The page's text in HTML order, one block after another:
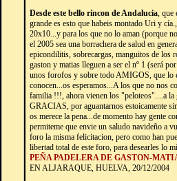
Desde este bello rincon de Andalucia, que
grande es esto que habeis montado Uri y
20x10...y para los que no lo aman (porque
el 2005 sea una borrachera de salud en
epicondilitis, sobrecargas, manguitos de los
gaston y matias lleguen a ser el nº 1 (será
unos forofos y sobre todo AMIGOS, que lo
conocen...os esperamos...A los que no nos
familia !!!, ahora vienen los "peloteos"....a
GRACIAS, por aguantarnos estoicamente
os merece la pena...de momento hay gente
permiteme que envie un saludo navideño a
foro la misma felicitacion, pero como han
libertad total de este foro, para desearles lo
PEÑA PADELERA DE GASTON-
EN ALJARAQUE, HUELVA, 20/12/2004